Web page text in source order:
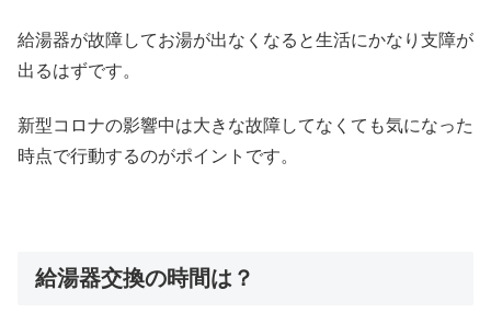
給湯器が故障してお湯が出なくなると生活にかなり支障が
出るはずです。
新型コロナの影響中は大きな故障してなくても気になった
時点で行動するのがポイントです。
給湯器交換の時間は？